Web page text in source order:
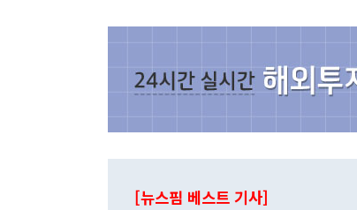
[뉴스핌 베스트 기사]